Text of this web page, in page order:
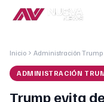
Inicio Administración Trump
ADMINISTRACIÓN
Trump evita